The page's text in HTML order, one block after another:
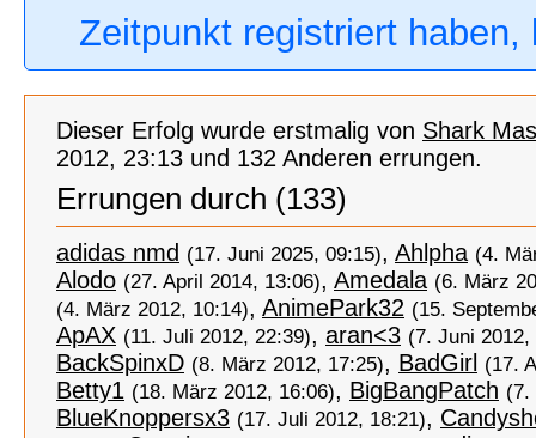
Zeitpunkt registriert
Dieser Erfolg wurde erstmalig von Shark
2012, 23:13 und 132 Anderen errungen.
Errungen durch (133)
adidas nmd (17. Juni 2025, 09:15), Ahlpha (4.
Alodo (27. April 2014, 13:06), Amedala (6. März
(4. März 2012, 10:14), AnimePark32 (15.
ApAX (11. Juli 2012, 22:39), aran<3 (7. Juni 2012,
BackSpinxD (8. März 2012, 17:25), BadGirl (17.
Betty1 (18. März 2012, 16:06), BigBangPatch (7.
BlueKnoppersx3 (17. Juli 2012, 18:21),